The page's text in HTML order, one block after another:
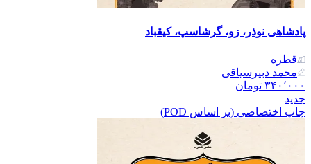
پادشاهی نوذر، زو، گرشاسپ، کیقباد
قطره
محمد دبیرسیاقی
۳۴۰٬۰۰۰ تومان
جدید
چاپ اختصاصی (بر اساس POD)